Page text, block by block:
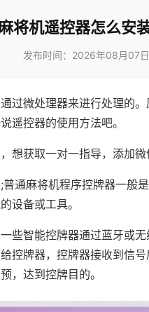
将机遥控器怎么安
发布时间：2026年08月07日
过微处理器来进行处理的
遥控器的使用方法吧。
想获取一对一指导，添加
通麻将机程序控牌器一般
设备或工具。
些智能控牌器通过蓝牙或
控牌器，控牌器接收到信
，达到控牌目的。